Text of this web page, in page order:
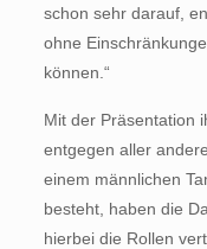
schon sehr darauf,
ohne
können.“
Mit der Präsentation
entgegen aller
einem männlichen
besteht, haben die
hierbei die Rollen